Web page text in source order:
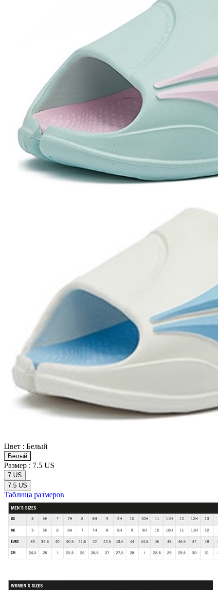
Цвет : Белый
Белый
Размер : 7.5 US
7 US
7.5 US
Таблица размеров